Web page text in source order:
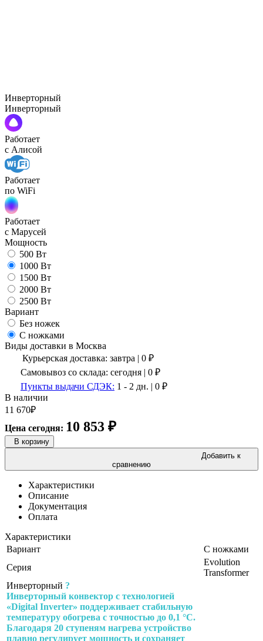
Инверторный
Инверторный
Работает
с Алисой
Работает
по WiFi
Работает
с Марусей
Мощность
500 Вт
1000 Вт
1500 Вт
2000 Вт
2500 Вт
Вариант
Без ножек
С ножками
Виды доставки в Москва
Курьерская доставка: завтра | 0 ₽
Самовывоз со склада: сегодня | 0 ₽
Пункты выдачи СДЭК: 1 - 2 дн. | 0 ₽
В наличии
11 670₽
Цена сегодня: 10 853 ₽
В корзину
Добавить к
сравнению
Характеристики
Описание
Документация
Оплата
Характеристики
Вариант
С ножками
Серия
Evolution
Transformer
Инверторный ?
Инверторный конвектор с технологией
«Digital Inverter» поддерживает стабильную
температуру обогрева с точностью до 0,1 °C.
Благодаря 20 ступеням нагрева устройство
плавно регулирует мощность и сохраняет